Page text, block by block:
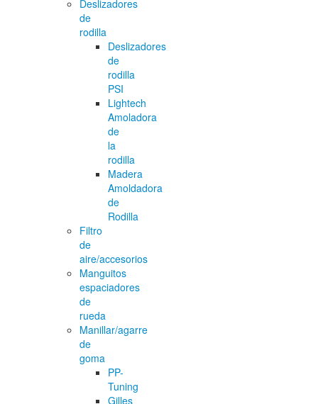
Deslizadores
de
rodilla
Deslizadores
de
rodilla
PSI
Lightech
Amoladora
de
la
rodilla
Madera
Amoldadora
de
Rodilla
Filtro
de
aire/accesorios
Manguitos
espaciadores
de
rueda
Manillar/agarre
de
goma
PP-
Tuning
Gilles